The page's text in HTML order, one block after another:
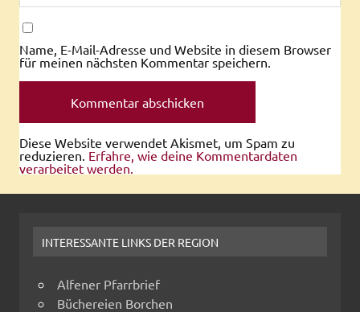
Name, E-Mail-Adresse und Website in diesem Browser
für meinen nächsten Kommentar speichern.
Diese Website verwendet Akismet, um Spam zu
reduzieren. Erfahre, wie deine Kommentardaten
verarbeitet werden.
INTERESSANTE LINKS DER REGION
Alfener Pfarrbrief
Büchereien Borchen